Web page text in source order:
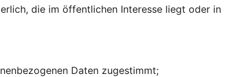
die im öffentlichen Interesse liegt oder in
Daten zugestimmt;